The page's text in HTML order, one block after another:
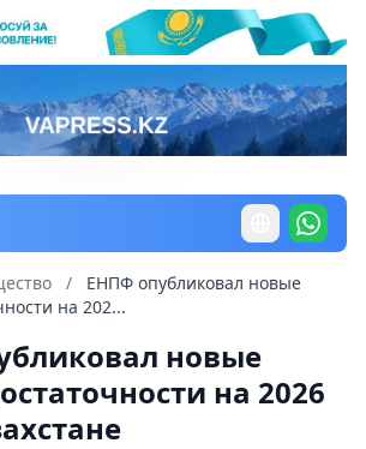
/
ЕНПФ опубликовал новые
на 202...
новые
на 2026